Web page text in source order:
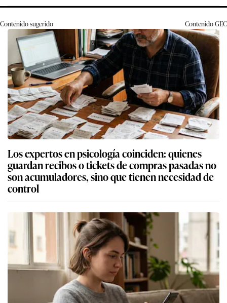
Contenido sugerido ContenidoGEC
Los expertos en psicología coinciden: quienes
guardan recibos o tickets de compras pasadas no
son acumuladores, sino que tienen necesidad de
control